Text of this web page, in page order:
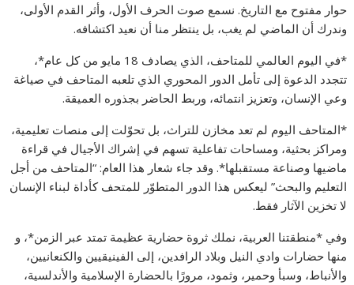
حوار مفتوح مع التاريخ. نسمع صوت الحرف الأول، وأثر القدم الأولى،
وندرك أن الماضي لم يغب، بل ينتظر منا أن نعيد اكتشافه.
*في اليوم العالمي للمتاحف، الذي يصادف 18 مايو من كل عام*،
تتجدد الدعوة إلى تأمل الدور المحوري الذي تلعبه المتاحف في صياغة
وعي الإنسان، وتعزيز انتمائه، وربط الحاضر بجذوره العميقة.
*المتاحف اليوم لم تعد مخازن للتراث، بل تحوّلت إلى منصات تعليمية،
ومراكز بحثية، ومساحات تفاعلية تسهم في إشراك الأجيال في قراءة
ماضيها وصناعة مستقبلها*. وقد جاء شعار هذا العام: “المتاحف من أجل
التعليم والبحث” ليعكس هذا الدور المتطوّر للمتحف كأداة لبناء الإنسان
لا تخزين الآثار فقط.
وفي *منطقتنا العربية، نملك ثروة حضارية عظيمة تمتد عبر الزمن*، و
منها حضارات وادي النيل وبلاد الرافدين، إلى الفينيقيين والكنعانيين،
والأنباط، وسبأ وحمير، وثمود، مرورًا بالحضارة الإسلامية والأندلسية،